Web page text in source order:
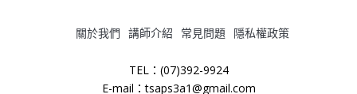
TEL：(07)392-9924
E-mail：tsaps3a1@gmail.com
關於我們 講師介紹 常見問題 隱私權政策